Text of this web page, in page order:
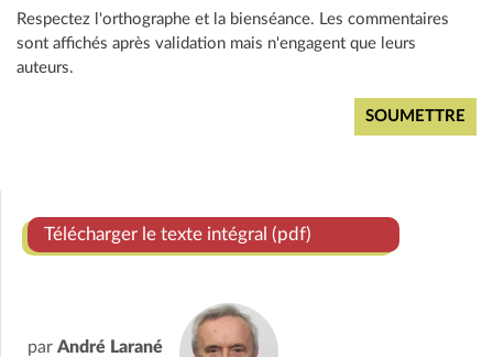
Respectez l'orthographe et la bienséance. Les commentaires
sont affichés après validation mais n'engagent que leurs
auteurs.
Télécharger le texte intégral (pdf)
par André Larané